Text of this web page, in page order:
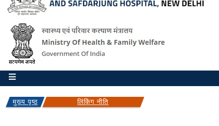
मुख्य पृष्ठ लिंकिंग नीति